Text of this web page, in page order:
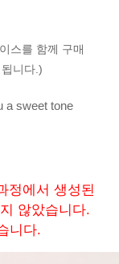
스를 함께 구매
니다.)
a sweet tone
정에서 생성된
않았습니다.
니다.